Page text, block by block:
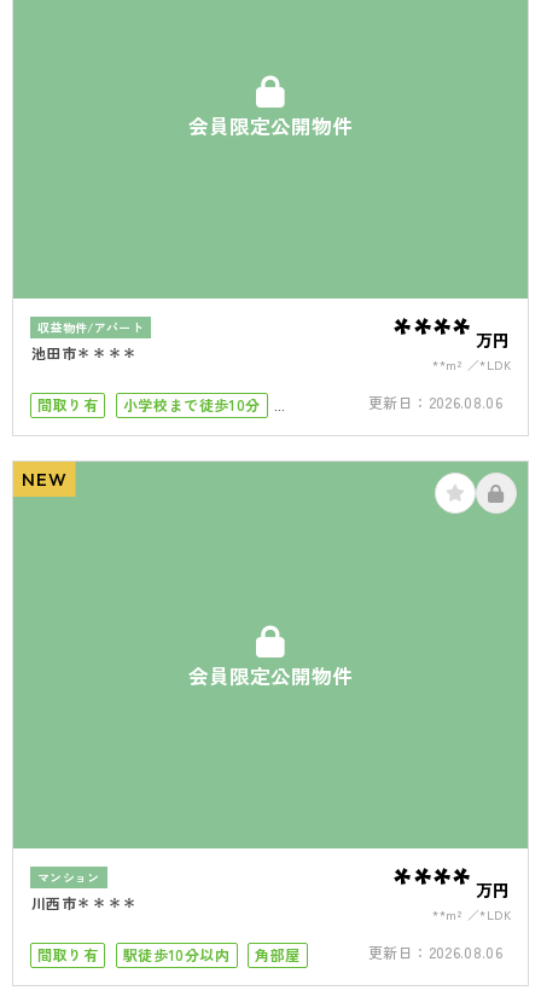
会員限定公開物件
収益物件/アパート
池田市＊＊＊＊ **** 万円
**m² *LDK
間取り有
小学校まで徒歩10分
更新日： 2026.08.06
会員限定公開物件
NEW
マンション
川西市＊＊＊＊ **** 万円
**m² *LDK
間取り有 駅徒歩10分以内 角部屋 更新日： 2026.08.06